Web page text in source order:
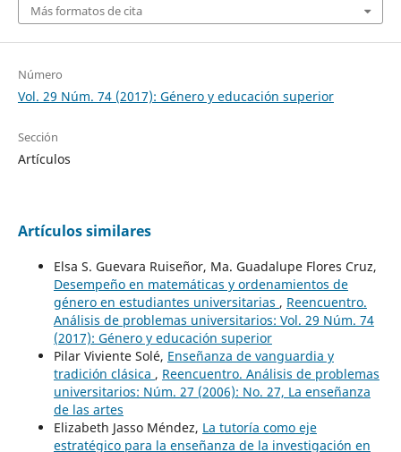
Más formatos de cita
Número
Vol. 29 Núm. 74 (2017): Género y educación superior
Sección
Artículos
Artículos similares
Elsa S. Guevara Ruiseñor, Ma. Guadalupe Flores Cruz,
Desempeño en matemáticas y ordenamientos de
género en estudiantes universitarias , Reencuentro.
Análisis de problemas universitarios: Vol. 29 Núm. 74
(2017): Género y educación superior
Pilar Viviente Solé, Enseñanza de vanguardia y
tradición clásica , Reencuentro. Análisis de problemas
universitarios: Núm. 27 (2006): No. 27, La enseñanza
de las artes
Elizabeth Jasso Méndez, La tutoría como eje
estratégico para la enseñanza de la investigación en